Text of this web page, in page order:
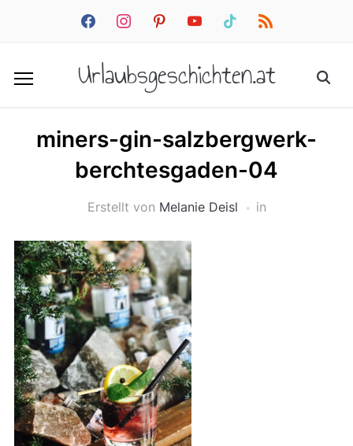
facebookinstagrampinterestyoutube tiktok rss
Urlaubsgeschichten.at
miners-gin-salzbergwerk-
berchtesgaden-04
Erstellt von Melanie Deisl in